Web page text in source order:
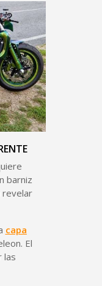
barniz
revelar
capa
El
las